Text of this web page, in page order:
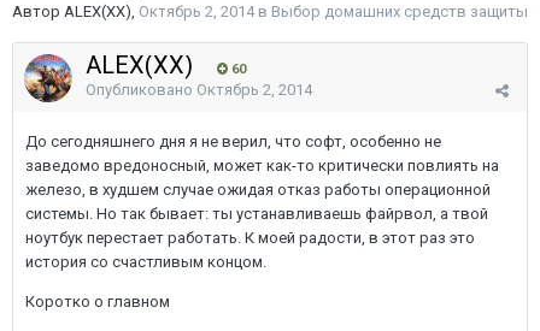
Автор ALEX(XX), Октябрь 2, 2014в Выбор домашних средств защиты
ALEX(XX) 60
Опубликовано Октябрь 2, 2014
До сегодняшнего дня я не верил, что софт, особенно не
заведомо вредоносный, может как-то критически повлиять на
железо, в худшем случае ожидая отказ работы операционной
системы. Но так бывает: ты устанавливаешь файрвол, а твой
ноутбук перестает работать. К моей радости, в этот раз это
история со счастливым концом.
Коротко о главном